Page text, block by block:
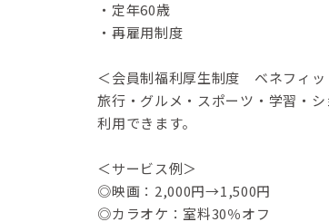
・定年60歳
・再雇用制度
＜会員制福利厚生制度 ベネフィッ
旅行・グルメ・スポーツ・学習・
利用できます。
＜サービス例＞
◎映画：2,000円→1,500円
◎カラオケ：室料30％オフ